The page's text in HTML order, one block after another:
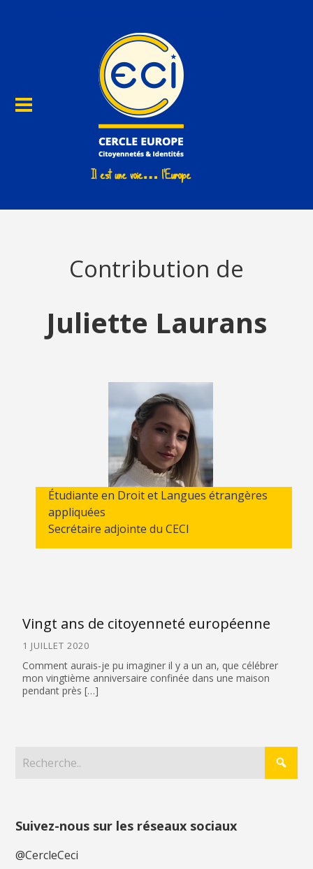
Contribution de
Juliette Laurans
Étudiante en Droit et Langues étrangères
appliquées
Secrétaire adjointe du CECI
Vingt ans de citoyenneté européenne
1 JUILLET 2020
Comment aurais-je pu imaginer il y a un an, que célébrer
mon vingtième anniversaire confinée dans une maison
pendant près […]
Suivez-nous sur les réseaux sociaux
@CercleCeci